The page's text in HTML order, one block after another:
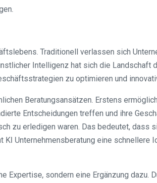
Traditionell verlassen sich
Intelligenz hat sich die Landschaft
zu optimieren und
Beratungsansätzen. Erstens
Entscheidungen treffen und ihre
zu erledigen waren. Das bedeutet, dass
Unternehmensberatung eine
sondern eine Ergänzung dazu.